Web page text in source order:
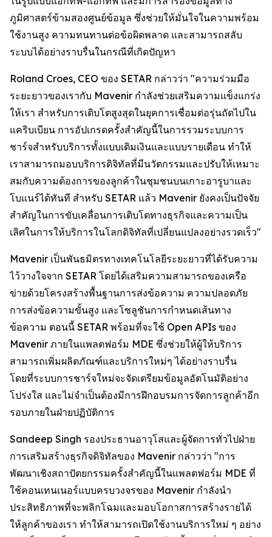
ภูมิศาสตร์ข้ามสองศูนย์ข้อมูล ซึ่งช่วยให้มั่นใจในความพร้อม
ใช้งานสูง ความทนทานต่อข้อผิดพลาด และสามารถสลับ
ระบบได้อย่างราบรื่นในกรณีที่เกิดปัญหา
Roland Croes, CEO ของ SETAR กล่าวว่า "ความร่วมมือ
ระยะยาวของเรากับ Mavenir กำลังช่วยเสริมความแข็งแกร่ง
ให้เรา สำหรับการเติบโตสูงสุดในยุคการเชื่อมต่อรุ่นถัดไปใน
แคริบเบียน การอัปเกรดครั้งสำคัญนี้ในการรวมระบบการ
ชาร์จสำหรับบริการทั้งแบบเติมเงินและแบบรายเดือน ทำให้
เราสามารถมอบบริการดิจิทัลที่มีนวัตกรรมและปรับให้เหมาะ
สมกับความต้องการของลูกค้าในชุมชนบนเกาะอารูบาและ
โบแนร์ได้ทันที สำหรับ SETAR แล้ว Mavenir ยังคงเป็นปัจจัย
สำคัญในการขับเคลื่อนการเติบโตทางธุรกิจและความเป็น
เลิศในการให้บริการในโลกดิจิทัลที่เปลี่ยนแปลงอย่างรวดเร็ว"
Mavenir เป็นพันธมิตรทางเทคโนโลยีระยะยาวที่ได้รับความ
ไว้วางใจจาก SETAR โดยได้เสริมความสามารถของเครือ
ข่ายด้วยโครงสร้างพื้นฐานการส่งข้อความ ความปลอดภัย
การส่งข้อความขั้นสูง และโซลูชันการกำหนดเส้นทาง
ข้อความ ตอนนี้ SETAR พร้อมที่จะใช้ Open APIs ของ
Mavenir ภายในแพลตฟอร์ม MDE ซึ่งช่วยให้ผู้ให้บริการ
สามารถเพิ่มผลิตภัณฑ์และบริการใหม่ๆ ได้อย่างราบรื่น
โดยที่ระบบการชาร์จใหม่จะจัดเตรียมข้อมูลอัตโนมัติอย่าง
โปร่งใส และไม่จำเป็นต้องมีการฝึกอบรมการจัดการลูกค้าอีก
รอบภายในฝ่ายปฏิบัติการ
Sandeep Singh รองประธานอาวุโสและผู้จัดการทั่วไปฝ่าย
การเสริมสร้างธุรกิจดิจิทัลของ Mavenir กล่าวว่า "การ
พัฒนาเชิงสถาปัตยกรรมครั้งสำคัญนี้ในแพลตฟอร์ม MDE ที่
ใช้คอนเทนเนอร์แบบครบวงจรของ Mavenir กำลังนำ
ประสิทธิภาพที่จะพลิกโฉมและมอบโอกาสการสร้างรายได้
ให้ลูกค้าของเรา ทำให้สามารถเปิดใช้งานบริการใหม่ ๆ อย่าง